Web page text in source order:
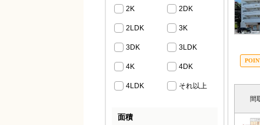
間
2K 2DK
2LDK 3K
3DK 3LDK
4K 4DK
4LDK それ以上
面積